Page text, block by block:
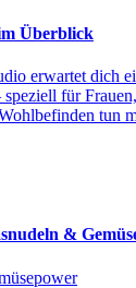
Überblick
erwartet dich
für
tun
&